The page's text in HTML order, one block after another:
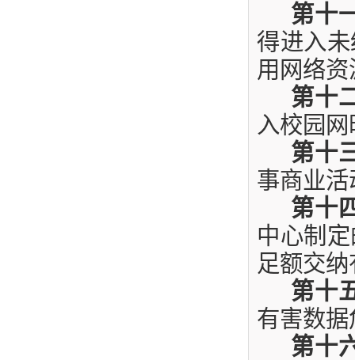
第十
得进入
用网络资
第十
入校园
第十
事商业活
第十
中心制
足额交
第十
有害数
第十